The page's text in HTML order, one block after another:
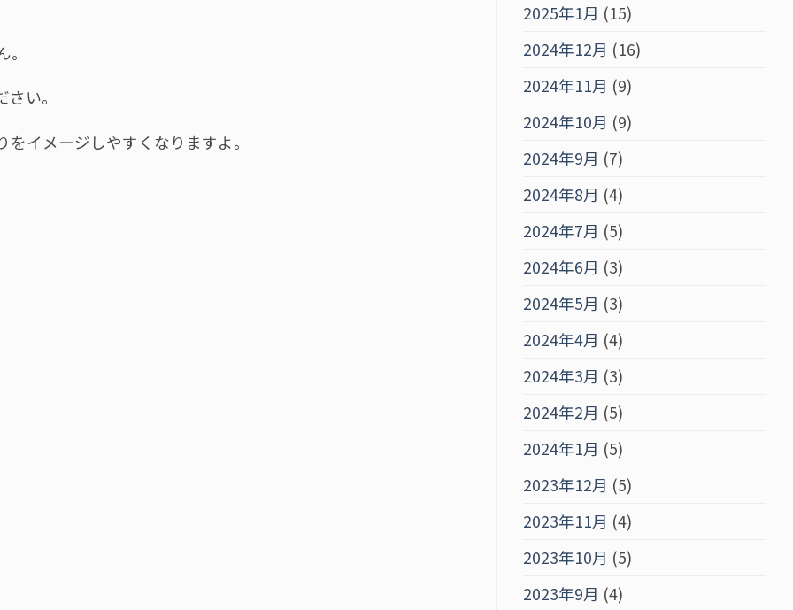
い。
イメージしやすくなりますよ。
2025年1月 (15)
2024年12月 (16)
2024年11月 (9)
2024年10月 (9)
2024年9月 (7)
2024年8月 (4)
2024年7月 (5)
2024年6月 (3)
2024年5月 (3)
2024年4月 (4)
2024年3月 (3)
2024年2月 (5)
2024年1月 (5)
2023年12月 (5)
2023年11月 (4)
2023年10月 (5)
2023年9月 (4)